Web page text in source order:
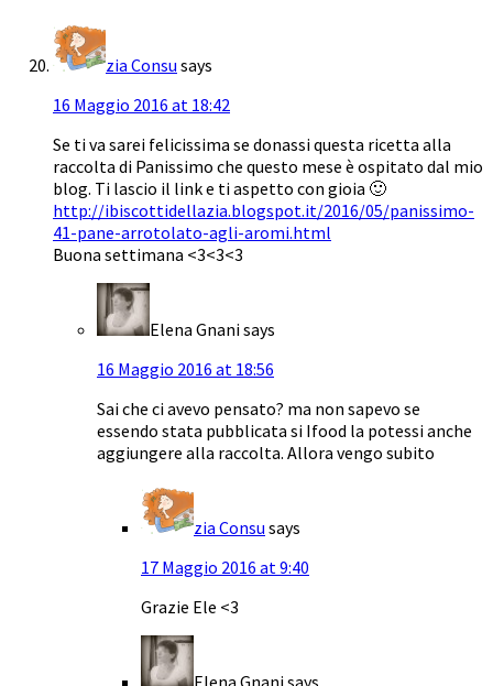
zia Consu says
16 Maggio 2016 at 18:42
Se ti va sarei felicissima se donassi questa ricetta alla
raccolta di Panissimo che questo mese è ospitato dal mio
blog. Ti lascio il link e ti aspetto con gioia 🙂
http://ibiscottidellazia.blogspot.it/2016/05/panissimo-
41-pane-arrotolato-agli-aromi.html
Buona settimana <3<3<3
Elena Gnanisays
16 Maggio 2016 at 18:56
Sai che ci avevo pensato? ma non sapevo se
essendo stata pubblicata si Ifood la potessi anche
aggiungere alla raccolta. Allora vengo subito
zia Consu says
17 Maggio 2016 at 9:40
Grazie Ele <3
Elena Gnanisays